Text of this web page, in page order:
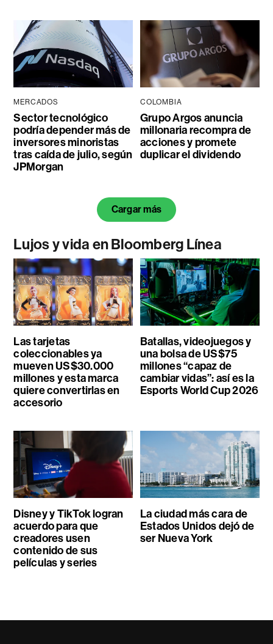
MERCADOS
Sector tecnológico
podría depender más de
inversores minoristas
tras caída de julio, según
JPMorgan
COLOMBIA
Grupo Argos anuncia
millonaria recompra de
acciones y promete
duplicar el dividendo
Cargar más
Lujos y vida en Bloomberg Línea
Las tarjetas
coleccionables ya
mueven US$30.000
millones y esta marca
quiere convertirlas en
accesorio
Batallas, videojuegos y
una bolsa de US$75
millones “capaz de
cambiar vidas”: así es la
Esports World Cup 2026
Disney y TikTok logran
acuerdo para que
creadores usen
contenido de sus
películas y series
La ciudad más cara de
Estados Unidos dejó de
ser Nueva York